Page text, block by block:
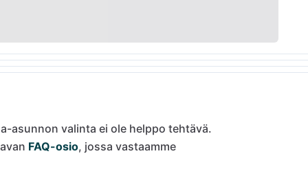
asunnon valinta ei ole helppo tehtävä.
FAQ-osio, jossa vastaamme